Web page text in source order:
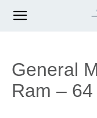
General
Ram – 64